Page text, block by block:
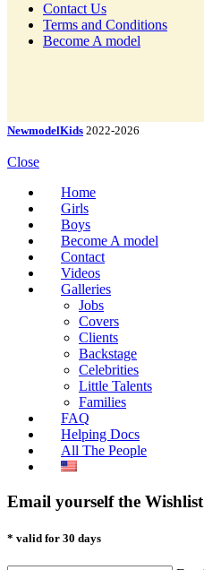
Contact Us
Terms and Conditions
Become A model
NewmodelKids 2022-2026
Close
Home
Girls
Boys
Become A model
Contact
Videos
Galleries
Jobs
Covers
Clients
Backstage
Celebrities
Little Talents
Families
FAQ
Helping Docs
All The People
Email yourself the Wishlist
* valid for 30 days